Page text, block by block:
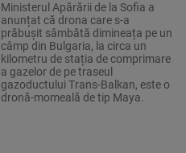
Ministerul Apărării de la Sofia a
anunțat că drona care s-a
prăbușit sâmbătă dimineața pe un
câmp din Bulgaria, la circa un
kilometru de stația de comprimare
a gazelor de pe traseul
gazoductului Trans-Balkan, este o
dronă-momeală de tip Maya.